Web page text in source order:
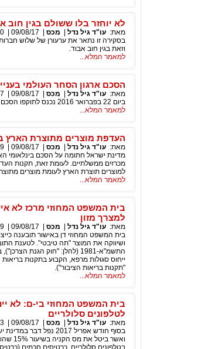
לא יוחזר בלו ששולם בגין חוב
מאת: עו"ד גיל נדל מכס 09/08/17
|
בסקירה זו נתאר את ערעורן של שלוש
וזאת בגין חוב אבוד.
למאמר המלא...
הסכם ארגון הסחר העולמי
מאת: עו"ד גיל נדל מכס 09/08/17
ביום 22 בפברואר 2016 נכנס לתוקפו הסכם חדש של ארגון הסחר העולמי (WTO), בעניין פישוט הליכי סחר.
למאמר המלא...
העדפת מוצרים מתוצרת הארץ
מאת: עו"ד גיל נדל מכס 09/08/17
|
מדינת ישראל חתומה על הסכם בינלאומי
מכרזים ממשלתיים. לעומת זאת, תקנות
למוצרים תוצרת הארץ לעומת מוצרים
למאמר המלא...
בית המשפט המחוזי מרכז לא
למצרך מזון
מאת: עו"ד גיל נדל מכס 09/08/17
|
בית המשפט המחוזי דן באישור תובענה
ושיווקה את המוצר "תה טיבטי". לטענת
התשמ"א-1981 (להלן: "חוק
"תקנות בריאות הציבור").
למאמר המלא...
בית המשפט המחוזי בי-ם: לא
לטלפונים סלולריים
מאת: עו"ד גיל נדל מכס 09/08/17
|
בסוף חודש אפריל
ואשר
בטלפונים סלולריים, כרטיסים חכמים